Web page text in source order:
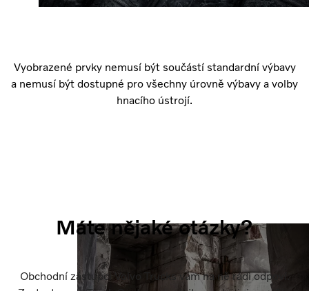
Vyobrazené prvky nemusí být součástí standardní výbavy
a nemusí být dostupné pro všechny úrovně výbavy a volby
hnacího ústrojí.
Máte nějaké otázky?
Obchodní zástupci Volvo Trucks vám na ně rádi odpoví.